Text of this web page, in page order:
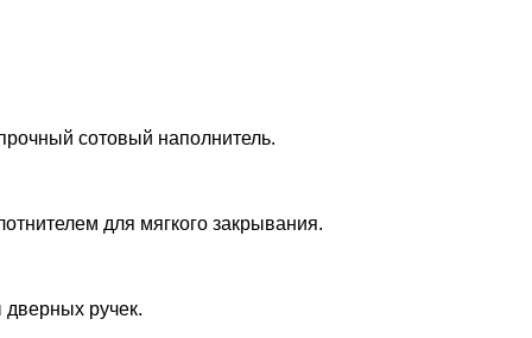
сотовый наполнитель.
для мягкого закрывания.
ручек.